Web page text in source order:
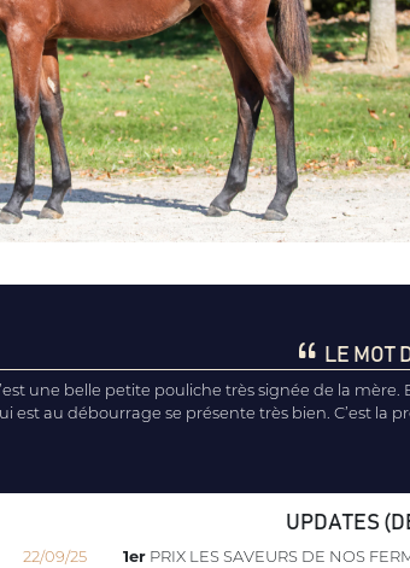
LE MOT
une belle petite pouliche très signée de la
est au débourrage se présente très bien. C’est la
UPDATES
22/09/25 1erPRIX LES SAVEURS DE NOS